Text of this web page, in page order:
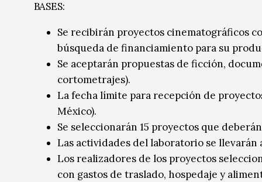
BASES:
Se recibirán proyectos cinematográficos
búsqueda de financiamiento para su
Se aceptarán propuestas de ficción,
cortometrajes).
La fecha límite para recepción de
México).
Se seleccionarán 15 proyectos que
Las actividades del laboratorio se llevarán
Los realizadores de los proyectos
con gastos de traslado, hospedaje y